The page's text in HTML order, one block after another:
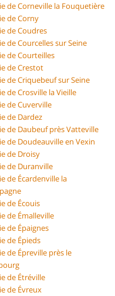
de Corneville la Fouquetière
de Corny
de Coudres
de Courcelles sur Seine
de Courteilles
de Crestot
de Criquebeuf sur Seine
de Crosville la Vieille
de Cuverville
de Dardez
de Daubeuf près Vatteville
de Doudeauville en Vexin
de Droisy
de Duranville
de Écardenville la
de Écouis
de Émalleville
de Épaignes
de Épieds
de Épreville près le
de Étréville
de Évreux